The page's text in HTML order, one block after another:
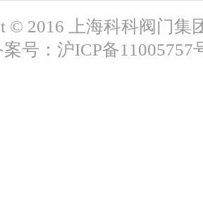
© 2016 上海科科阀门集
案号：沪ICP备11005757